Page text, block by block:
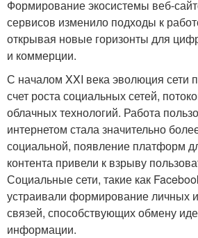
Формирование экосистемы веб-
сервисов изменило подходы к
открывая новые горизонты для
и коммерции.
С началом XXI века эволюция сети
счет роста социальных сетей,
облачных технологий. Работа
интернетом стала значительно
социальной, появление платформ
контента привели к взрыву
Социальные сети, такие как
устраивали формирование личных
связей, способствующих обмену
информации.